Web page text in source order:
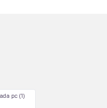
pc (1)